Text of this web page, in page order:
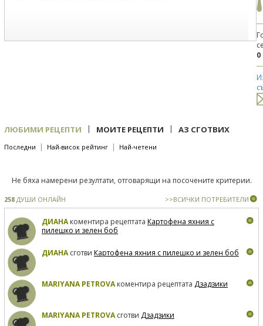
0
ЛЮБИМИ РЕЦЕПТИ | МОИТЕ РЕЦЕПТИ | АЗ СГОТВИХ
Последни | Най-висок рейтинг | Най-четени
Не бяха намерени резултати, отговарящи на посочените критерии.
258 ДУШИ ОНЛАЙН >>ВСИЧКИ ПОТРЕБИТЕЛИ
ДИАНАкоментира рецептата Картофена яхния с
пилешко и зелен боб
ДИАНАсготви Картофена яхния с пилешко и зелен боб
MARIYANA PETROVAкоментира рецептата Дзадзики
MARIYANA PETROVAсготви Дзадзики